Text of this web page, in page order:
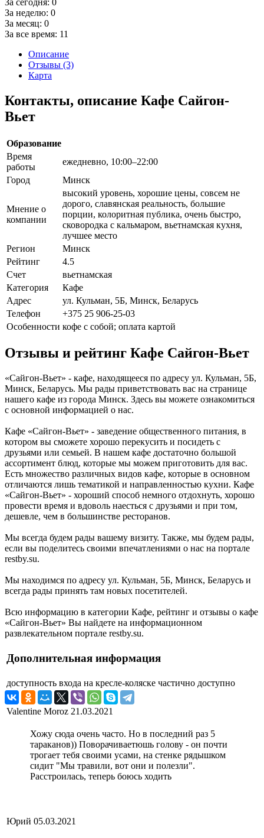
За неделю: 0
За месяц: 0
За все время: 11
Описание
Отзывы (3)
Карта
Контакты, описание Кафе Сайгон-
Вьет
Образование
Время
работы
ежедневно, 10:00–22:00
Город
Минск
Мнение о
компании
высокий уровень, хорошие цены, совсем не
дорого, славянская реальность, большие
порции, колоритная публика, очень быстро,
сковородка с кальмаром, вьетнамская кухня,
лучшее место
Регион
Минск
Рейтинг
4.5
Счет
вьетнамская
Категория
Кафе
Адрес
ул. Кульман, 5Б, Минск, Беларусь
Телефон
+375 25 906-25-03
Особенности кофе с собой; оплата картой
Отзывы и рейтинг Кафе Сайгон-Вьет
«Сайгон-Вьет» - кафе, находящееся по адресу ул. Кульман, 5Б,
Минск, Беларусь. Мы рады приветствовать вас на странице
нашего кафе из города Минск. Здесь вы можете ознакомиться
с основной информацией о нас.
Кафе «Сайгон-Вьет» - заведение общественного питания, в
котором вы сможете хорошо перекусить и посидеть с
друзьями или семьей. В нашем кафе достаточно большой
ассортимент блюд, которые мы можем приготовить для вас.
Есть множество различных видов кафе, которые в основном
отличаются лишь тематикой и направленностью кухни. Кафе
«Сайгон-Вьет» - хороший способ немного отдохнуть, хорошо
провести время и вдоволь наесться с друзьями и при том,
дешевле, чем в большинстве ресторанов.
Мы всегда будем рады вашему визиту. Также, мы будем рады,
если вы поделитесь своими впечатлениями о нас на портале
restby.su.
Мы находимся по адресу ул. Кульман, 5Б, Минск, Беларусь и
всегда рады принять там новых посетителей.
Всю информацию в категории Кафе, рейтинг и отзывы о кафе
«Сайгон-Вьет» Вы найдете на информационном
развлекательном портале restby.su.
Дополнительная информация
доступность входа на кресле-коляске частично доступно
Valentine Moroz 21.03.2021
Хожу сюда очень часто. Но в последний раз 5
тараканов)) Поворачиваетюшь голову - он почти
трогает тебя своими усами, на стенке рядышком
сидит "Мы травили, вот они и полезли".
Расстроилась, теперь боюсь ходить
Юрий 05.03.2021